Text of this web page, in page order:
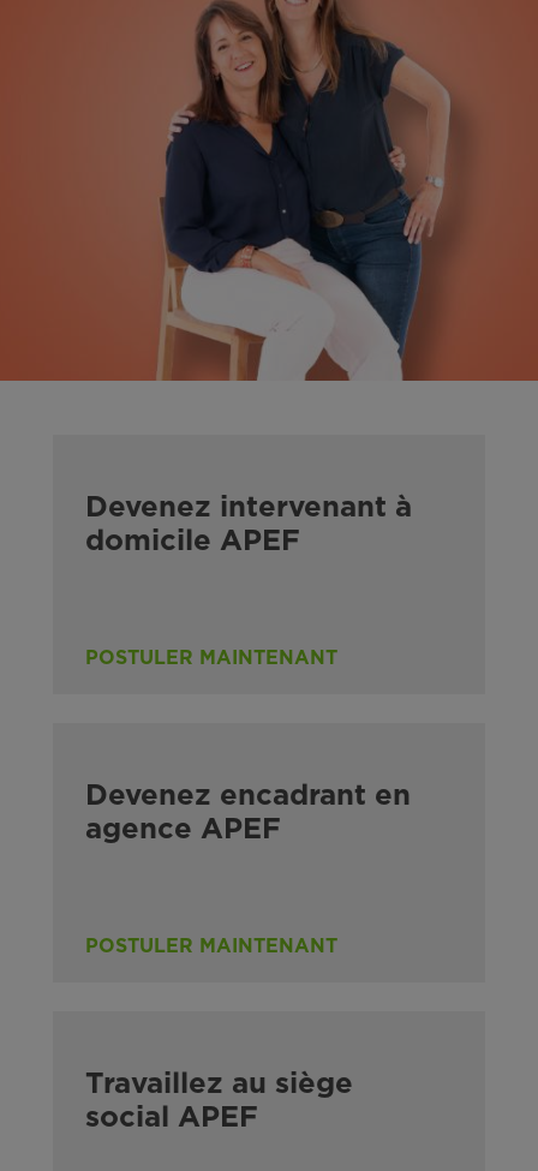
Devenez intervenant à
domicile APEF
POSTULER MAINTENANT
Devenez encadrant en
agence APEF
POSTULER MAINTENANT
Travaillez au siège
social APEF